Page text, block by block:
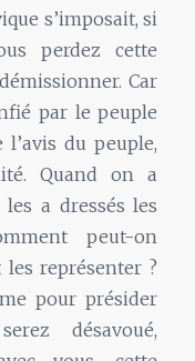
s’imposait, si
perdez cette
Car
par le peuple
du peuple,
Quand on a
a dressés les
peut-on
représenter ?
pour présider
désavoué,